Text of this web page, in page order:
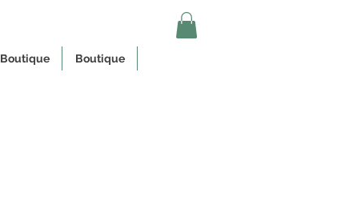
Boutique Boutique